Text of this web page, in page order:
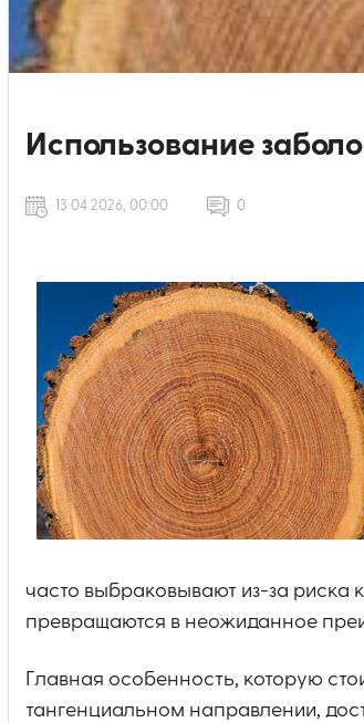
Использование
13 04 2026, 00:00 0
часто выбраковывают из-за риска
превращаются в неожиданное
Главная особенность, которую
тангенциальном направлении,